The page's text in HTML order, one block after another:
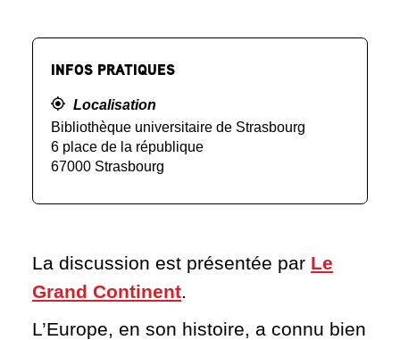
La discussion est présentée par Le
Grand Continent.
L’Europe, en son histoire, a connu bien
INFOS PRATIQUES
Localisation
Bibliothèque universitaire de Strasbourg
6 place de la république
67000 Strasbourg